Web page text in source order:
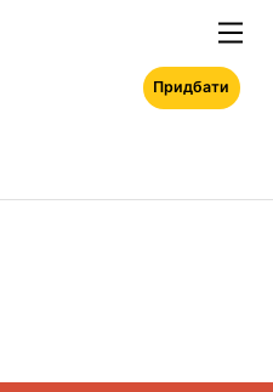
Придбати